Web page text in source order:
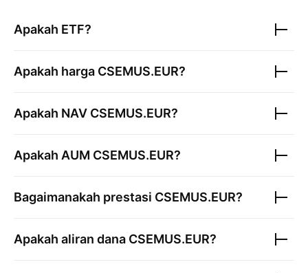
Apakah ETF?
Apakah harga CSEMUS.EUR?
Apakah NAV CSEMUS.EUR?
Apakah AUM CSEMUS.EUR?
Bagaimanakah prestasi CSEMUS.EUR?
Apakah aliran dana CSEMUS.EUR?